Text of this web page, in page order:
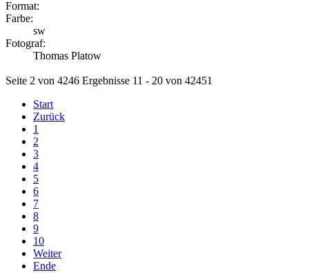
Format:
Farbe:
sw
Fotograf:
Thomas Platow
Seite 2 von 4246 Ergebnisse 11 - 20 von 42451
Start
Zurück
1
2
3
4
5
6
7
8
9
10
Weiter
Ende